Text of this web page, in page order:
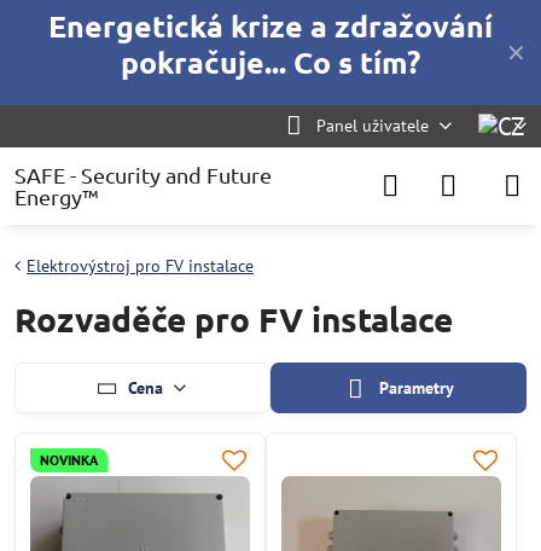
✕
Energetická krize a zdražování
pokračuje... Co s tím?
Panel uživatele
SAFE - Security and Future
Energy™
Elektrovýstroj pro FV instalace
Rozvaděče pro FV instalace
Cena Parametry
NOVINKA